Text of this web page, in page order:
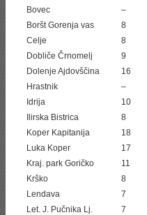
Bovec
–
Boršt Gorenja vas
8
Celje
8
Dobliče Črnomelj
9
Dolenje Ajdovščina
16
Hrastnik
–
Idrija
10
Ilirska Bistrica
8
Koper Kapitanija
18
Luka Koper
17
Kraj. park Goričko
11
Krško
8
Lendava
7
Let. J. Pučnika Lj.
7